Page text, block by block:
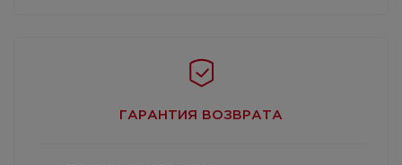
ГАРАНТИЯ ВОЗВРАТА